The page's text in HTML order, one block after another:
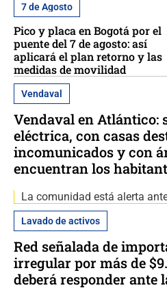
7 de Agosto
Pico y placa en Bogotá por el
puente del 7 de agosto: así
aplicará el plan retorno y las
medidas de movilidad
Vendaval
Vendaval en Atlántico:
eléctrica, con casas
incomunicados y con
encuentran los
La comunidad está alerta
Lavado de activos
Red señalada de
irregular por más de
deberá responder ante